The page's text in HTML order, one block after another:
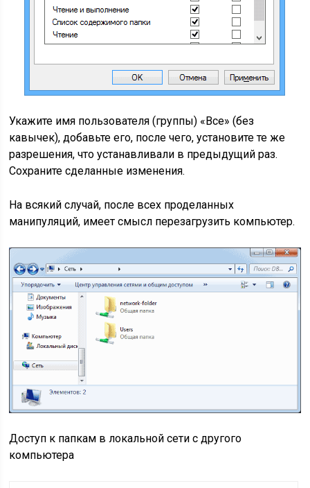
Укажите имя пользователя (группы) «Все» (без
кавычек), добавьте его, после чего, установите те же
разрешения, что устанавливали в предыдущий раз.
Сохраните сделанные изменения.
На всякий случай, после всех проделанных
манипуляций, имеет смысл перезагрузить компьютер.
Доступ к папкам в локальной сети с другого
компьютера